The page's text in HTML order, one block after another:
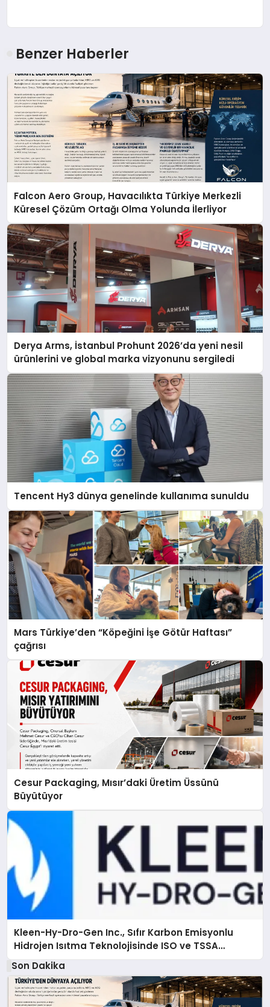
Benzer Haberler
Falcon Aero Group, Havacılıkta Türkiye Merkezli
Küresel Çözüm Ortağı Olma Yolunda İlerliyor
Derya Arms, İstanbul Prohunt 2026’da yeni nesil
ürünlerini ve global marka vizyonunu sergiledi
Tencent Hy3 dünya genelinde kullanıma sunuldu
Mars Türkiye’den “Köpeğini İşe Götür Haftası”
çağrısı
Cesur Packaging, Mısır’daki Üretim Üssünü
Büyütüyor
Kleen-Hy-Dro-Gen Inc., Sıfır Karbon Emisyonlu
Hidrojen Isıtma Teknolojisinde ISO ve TSSA
Düzenleyici Onaylarını Aldı
Son Dakika